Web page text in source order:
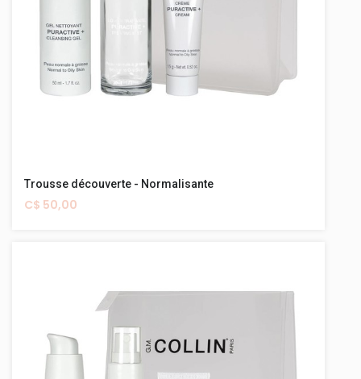
Trousse découverte - Normalisante
C$ 50,00